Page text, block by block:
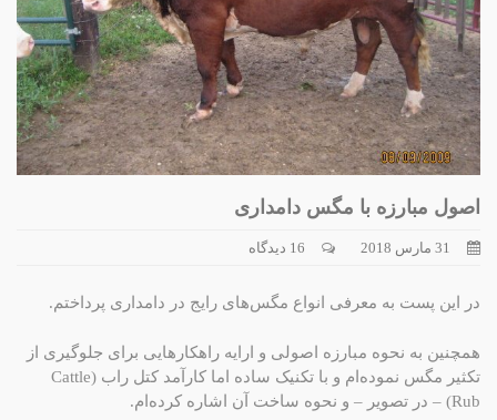
اصول مبارزه با مگس دامداری
31 مارس 2018 16 دیدگاه
در این پست به معرفی انواع مگس‌های رایج در دامداری پرداختم.
همچنین به نحوه مبارزه اصولی و ارایه راهکارهایی برای جلوگیری از
تکثیر مگس نموده‌ام و با تکنیک ساده اما کارآمد کتل راب (Cattle
Rub) – در تصویر – و نحوه ساخت آن اشاره کرده‌ام.